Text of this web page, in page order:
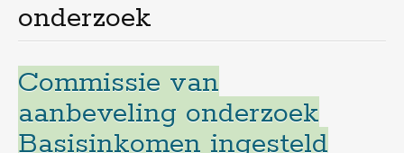
inhoud
onderzoek
Commissie van
aanbeveling onderzoek
Basisinkomen ingesteld